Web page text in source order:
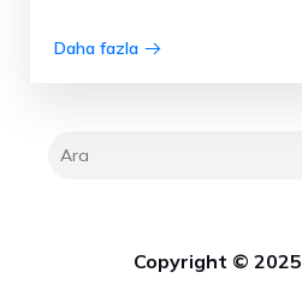
Daha fazla
Copyright © 2025